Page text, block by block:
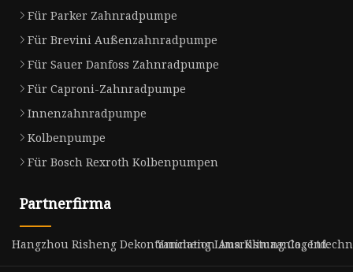
Für Parker Zahnradpumpe
Für Brevini Außenzahnradpumpe
Für Sauer Danfoss Zahnradpumpe
Für Caproni-Zahnradpumpe
Innenzahnradpumpe
Kolbenpumpe
Für Bosch Rexroth Kolbenpumpen
Partnerfirma
Hangzhou Risheng Dekontamination Ausrüstung Co., Ltd.
Yancheng Lima